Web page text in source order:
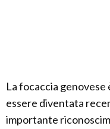
La focaccia genovese
essere diventata
importante